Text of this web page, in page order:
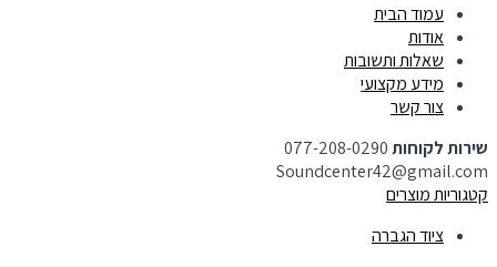
עמוד הבית
אודות
שאלות ותשובות
מידע מקצועי
צור קשר
שירות לקוחות077-208-0290
Soundcenter42@gmail.com
קטגוריות מוצרים
ציוד הגברה